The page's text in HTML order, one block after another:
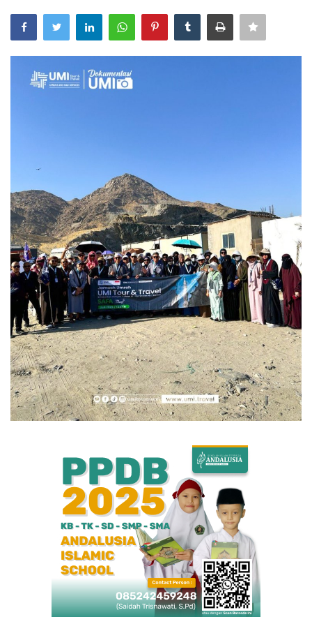
Pendidikan
Lifestyle
Olahraga
Catatan Tarbiyah
Kesehatan
Teknologi
Galeri